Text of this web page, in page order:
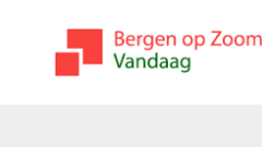
bergenopzoomvandaag.nl